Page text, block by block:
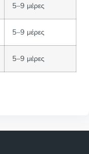
5–9 μέρες
5–9 μέρες
5–9 μέρες